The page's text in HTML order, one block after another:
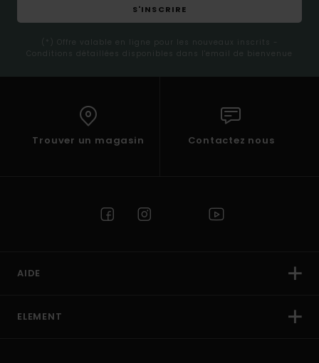
S'INSCRIRE
(*) Offre valable en ligne pour les nouveaux inscrits -
Conditions détaillées disponibles dans l'email de bienvenue
Trouver un magasin Contactez nous
AIDE
ELEMENT